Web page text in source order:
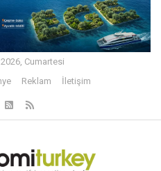
Cumartesi
Reklam İletişim